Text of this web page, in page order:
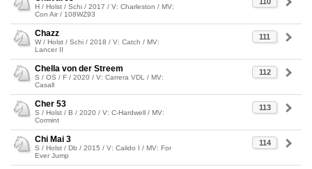
H / Holst / Schi / 2017 / V: Charleston / MV:
Con Air / 108WZ93
111
Chazz
W / Holst / Schi / 2018 / V: Catch / MV:
Lancer II
112
Chella von der Streem
S / OS / F / 2020 / V: Carrera VDL / MV:
Casall
113
Cher 53
S / Holst / B / 2020 / V: C-Hardwell / MV:
Cormint
114
Chi Mai 3
S / Holst / Db / 2015 / V: Calido I / MV: For
Ever Jump